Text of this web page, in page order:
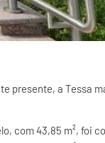
presente, a Tessa
com 43,85 m², foi